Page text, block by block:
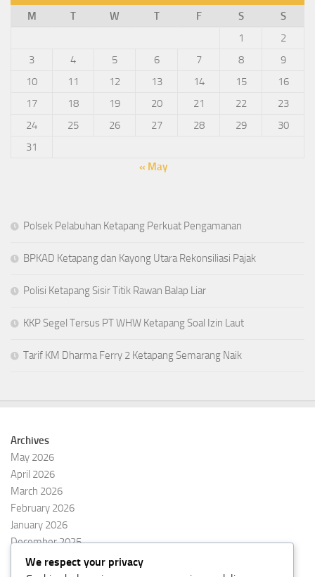
M
T W T F S
S
1
2
3
4 5 6 7 8
9
10
11 12 13 14 15
16
17
18 19 20 21 22
23
24
25 26 27 28 29
30
31
« May
Polsek Pelabuhan Ketapang Perkuat Pengamanan
BPKAD Ketapang dan Kayong Utara Rekonsiliasi Pajak
Polisi Ketapang Sisir Titik Rawan Balap Liar
KKP Segel Tersus PT WHW Ketapang Soal Izin Laut
Tarif KM Dharma Ferry 2 Ketapang Semarang Naik
Archives
May 2026
April 2026
March 2026
February 2026
January 2026
December 2025
November 2025
We respect your privacy